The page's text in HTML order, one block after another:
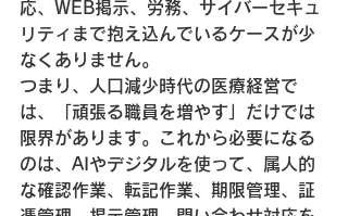
応、WEB掲示、労務、サイバーセキュ
リティまで抱え込んでいるケースが少
なくありません。
つまり、人口減少時代の医療経営で
は、「頑張る職員を増やす」だけでは
限界があります。これから必要になる
のは、AIやデジタルを使って、属人的
な確認作業、転記作業、期限管理、証